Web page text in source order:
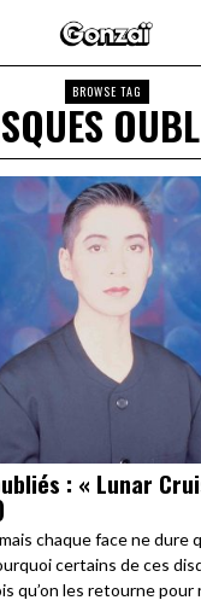
BROWSE TAG
: « Lunar
chaque face ne dure
certains de ces
qu’on les retourne pour